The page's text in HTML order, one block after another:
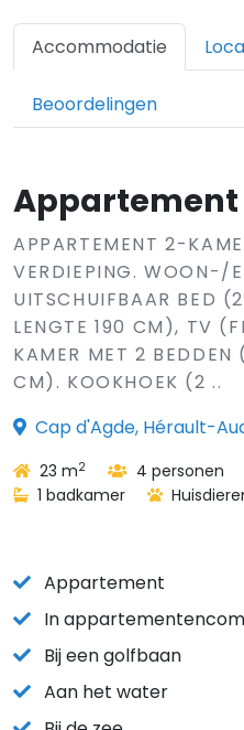
Accommodatie
Beoordelingen
APPARTEMENT 2-
VERDIEPING. WOON-/
UITSCHUIFBAAR BED
LENGTE 190 CM), TV
KAMER MET 2
CM). KOOKHOEK (2 ..
Cap d'Agde, Hérault-
23 m2 4 personen
1 badkamer
Appartement
In
Bij een golfbaan
Aan het water